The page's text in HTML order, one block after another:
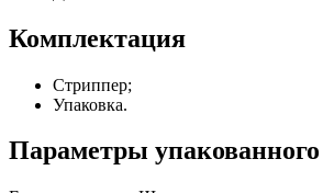
Комплектация
Стриппер;
Упаковка.
Параметры упакованного